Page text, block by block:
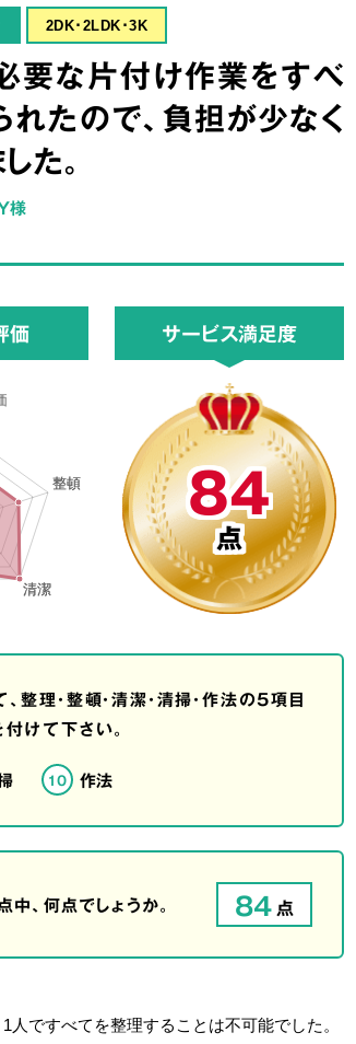
2DK･2LDK･3K
要な片付け作業をすべ
れたので、負担が少なく
た。
様
価 サービス満足度
84
点
理・整頓・清潔・清掃・作法の5項目
けて下さい。
10 作法
、何点でしょうか。 84点
ですべてを整理することは不可能でした。